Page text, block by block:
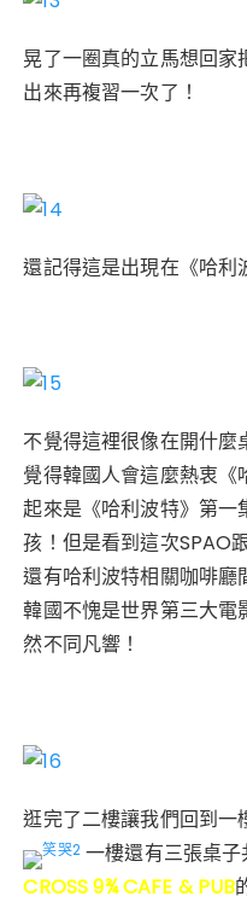
晃了一圈真的立馬想回
出來再複習一次了！
還記得這是出現在《哈利
不覺得這裡很像在開什麼
覺得韓國人會這麼熱衷《
起來是《哈利波特》第
孩！但是看到這次SPAO
還有哈利波特相關咖啡
韓國不愧是世界第三大
然不同凡響！
逛完了二樓讓我們回到一
一樓還有三張桌子
CROSS 9¾ CAFE & PUB